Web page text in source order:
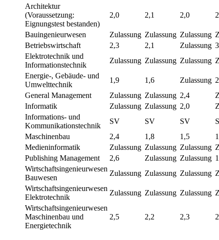
Architektur
(Voraussetzung:
Eignungstest bestanden)
2,0 2,1 2,0
Bauingenieurwesen Zulassung Zulassung Zulassung
Betriebswirtschaft
2,3 2,1 Zulassung
Elektrotechnik und
Informationstechnik
Zulassung Zulassung Zulassung
Energie-, Gebäude- und
Umwelttechnik
1,9 1,6 Zulassung
General Management
Zulassung Zulassung 2,4
Informatik
Zulassung Zulassung 2,0
Informations- und
Kommunikationstechnik
SV SV SV
Maschinenbau
2,4 1,8 1,5
Medieninformatik
Zulassung Zulassung Zulassung
Publishing Management
2,6 Zulassung Zulassung
Wirtschaftsingenieurwesen
Bauwesen
Zulassung Zulassung Zulassung
Wirtschaftsingenieurwesen
Elektrotechnik
Zulassung Zulassung Zulassung
Wirtschaftsingenieurwesen
Maschinenbau und
Energietechnik
2,5 2,2 2,3